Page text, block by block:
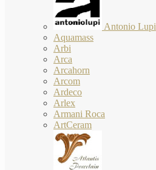
Antonio Lupi
Aquamass
Arbi
Arca
Arcahorn
Arcom
Ardeco
Arlex
Armani Roca
ArtCeram